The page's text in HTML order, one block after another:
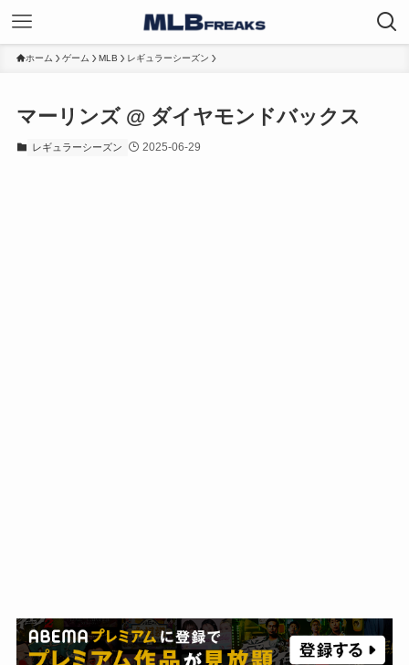
ホーム ゲーム MLB レギュラーシーズン
マーリンズ @ ダイヤモンドバックス
レギュラーシーズン 2025-06-29